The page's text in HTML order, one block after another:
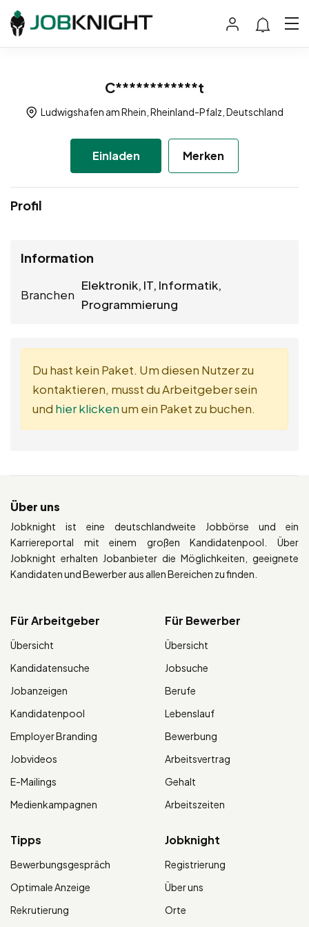
C************t
Ludwigshafen am Rhein, Rheinland-Pfalz, Deutschland
Einladen Merken
Profil
Information
Branchen
Elektronik, IT, Informatik,
Programmierung
Du hast kein Paket. Um diesen Nutzer zu
kontaktieren, musst du Arbeitgeber sein
und hier klickenum ein Paket zu buchen.
Über uns
Jobknight ist eine deutschlandweite Jobbörse und ein
Karriereportal mit einem großen Kandidatenpool. Über
Jobknight erhalten Jobanbieter die Möglichkeiten, geeignete
Kandidaten und Bewerber aus allen Bereichen zu finden.
Für Arbeitgeber
Übersicht
Kandidatensuche
Jobanzeigen
Kandidatenpool
Employer Branding
Jobvideos
E-Mailings
Medienkampagnen
Für Bewerber
Übersicht
Jobsuche
Berufe
Lebenslauf
Bewerbung
Arbeitsvertrag
Gehalt
Arbeitszeiten
Tipps
Bewerbungsgespräch
Optimale Anzeige
Rekrutierung
Jobknight
Registrierung
Über uns
Orte